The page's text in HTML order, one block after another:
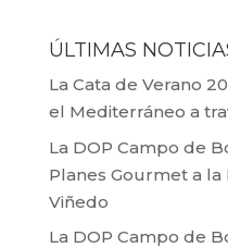
ÚLTIMAS
La Cata de Verano
el Mediterráneo a
La DOP Campo de
Planes Gourmet a
Viñedo
La DOP Campo de